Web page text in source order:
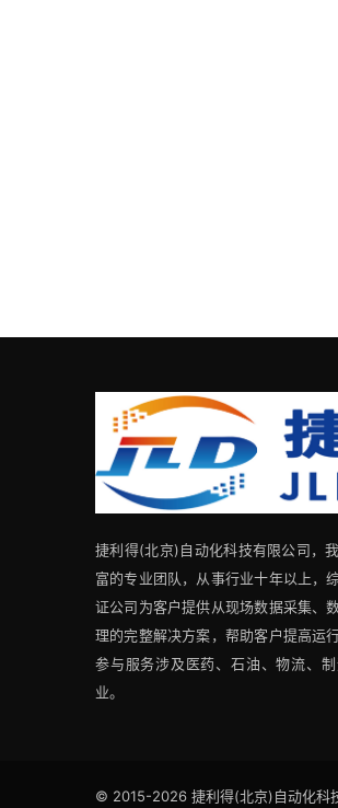
捷利得(北京)自动化科技有限公司，
富的专业团队，从事行业十年以上，
证公司为客户提供从现场数据采集、
理的完整解决方案，帮助客户提高运
参与服务涉及医药、石油、物流、
业。
© 2015-2026 捷利得(北京)自动化科